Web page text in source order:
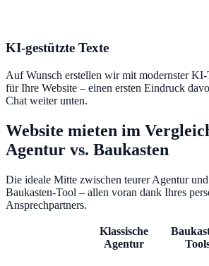
KI-gestützte Texte
Auf Wunsch erstellen wir mit modernster
für Ihre Website – einen ersten Eindruck
Chat weiter unten.
Website mieten im
Agentur vs. Baukasten
Die ideale Mitte zwischen teurer Agentur
Baukasten-Tool – allen voran dank Ihres
Ansprechpartners.
Klassische
Agentur